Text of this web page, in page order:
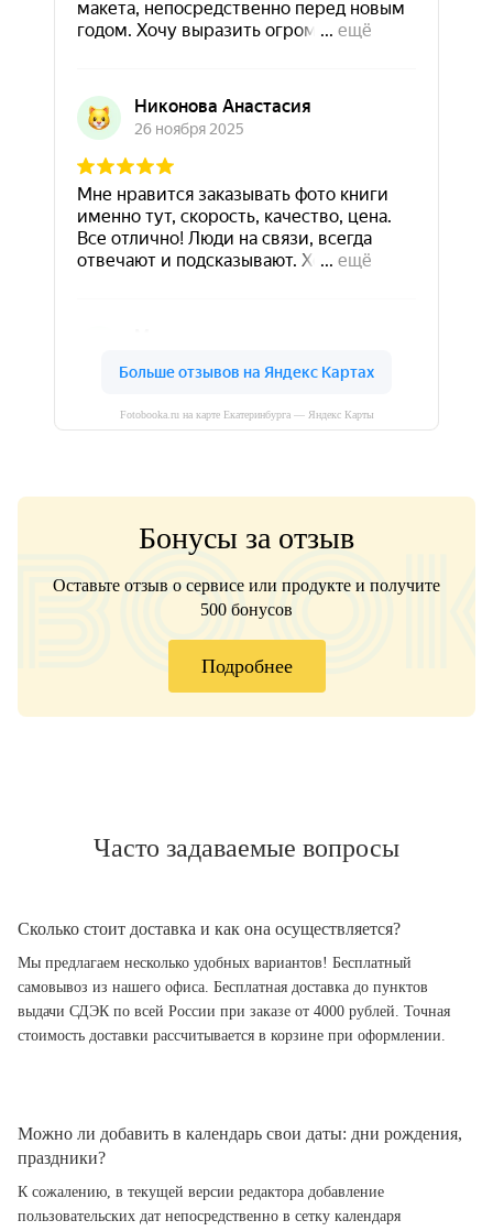
Fotobooka.ru на карте Екатеринбурга — Яндекс Карты
Бонусы за отзыв
Оставьте отзыв о сервисе или продукте и получите
500 бонусов
Подробнее
Часто задаваемые вопросы
Сколько стоит доставка и как она осуществляется?
Мы предлагаем несколько удобных вариантов! Бесплатный
самовывоз из нашего офиса. Бесплатная доставка до пунктов
выдачи СДЭК по всей России при заказе от 4000 рублей. Точная
стоимость доставки рассчитывается в корзине при оформлении.
Можно ли добавить в календарь свои даты: дни рождения,
праздники?
К сожалению, в текущей версии редактора добавление
пользовательских дат непосредственно в сетку календаря